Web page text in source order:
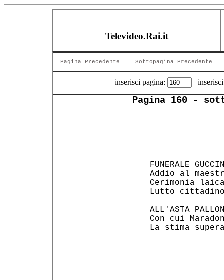
Televideo.Rai.it
Pagina Precedente Sottopagina Precedente
inserisci pagina:
Pagina 160 -
FUNERALE
Addio al
Cerimonia
Lutto
ALL'ASTA
Con cui
La stima